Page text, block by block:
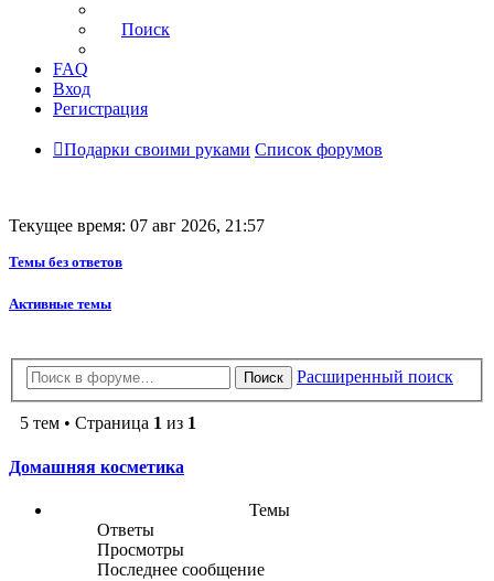
Поиск
FAQ
Вход
Регистрация
Подарки своими руками Список форумов
Текущее время: 07 авг 2026, 21:57
Темы без ответов
Активные темы
Поиск Расширенный поиск
5 тем • Страница 1 из 1
Домашняя косметика
Темы
Ответы
Просмотры
Последнее сообщение